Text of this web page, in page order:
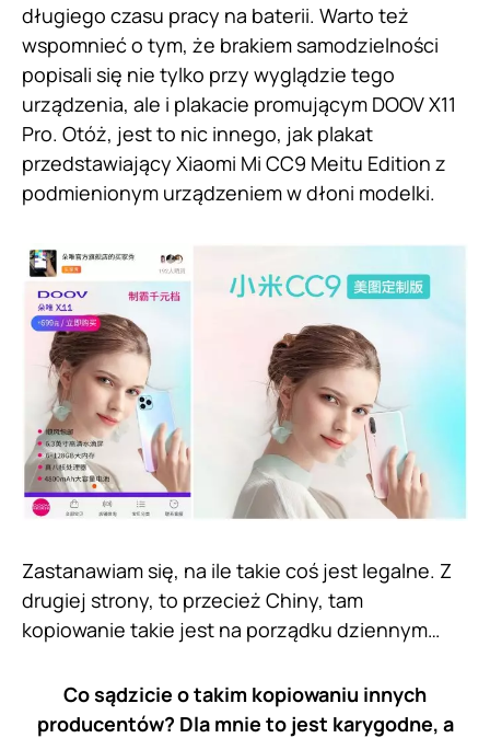
długiego czasu pracy na baterii. Warto też
wspomnieć o tym, że brakiem samodzielności
popisali się nie tylko przy wyglądzie tego
urządzenia, ale i plakacie promującym DOOV X11
Pro. Otóż, jest to nic innego, jak plakat
przedstawiający Xiaomi Mi CC9 Meitu Edition z
podmienionym urządzeniem w dłoni modelki.
Zastanawiam się, na ile takie coś jest legalne. Z
drugiej strony, to przecież Chiny, tam
kopiowanie takie jest na porządku dziennym…
Co sądzicie o takim kopiowaniu innych
producentów? Dla mnie to jest karygodne, a